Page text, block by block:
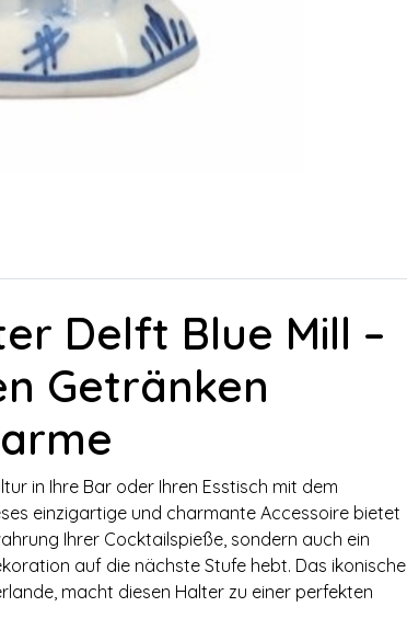
Delft Blue Mill –
Getränken
in Ihre Bar oder Ihren Esstisch mit dem
einzigartige und charmante Accessoire bietet
Ihrer Cocktailspieße, sondern auch ein
auf die nächste Stufe hebt. Das ikonische
macht diesen Halter zu einer perfekten